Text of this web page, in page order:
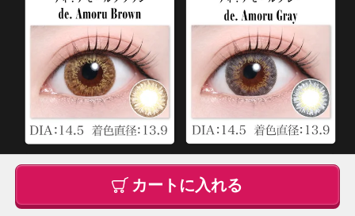
カートに入れる